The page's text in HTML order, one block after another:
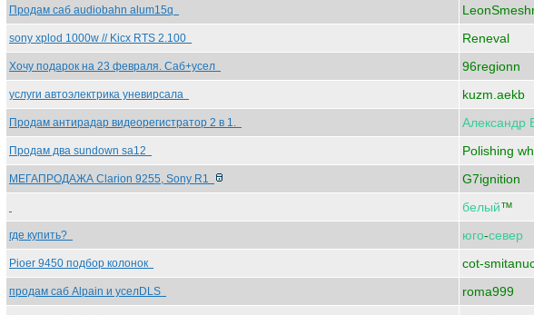
Продам саб audiobahn alum15q
sony xplod 1000w // Kicx RTS 2.100 Reneval
Хочу подарок на 23 февраля. Саб+усел 96regionn
услуги автоэлектрика уневирсала kuzm.aekb
Продам антирадар видеорегистратор 2 в 1. Александр
Продам два sundown sa12 Polishing
МЕГАПРОДАЖА Clarion 9255, Sony R1 G7ignition
белый™
где купить? юго-север
Pioer 9450 подбор колонок cot-
продам саб Alpain и уселDLS roma999